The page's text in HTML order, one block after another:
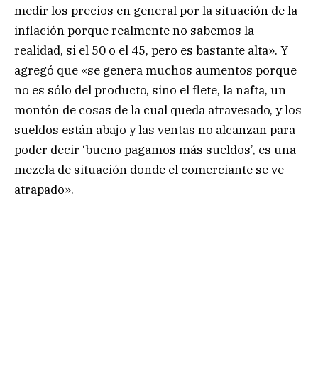
medir los precios en general por la situación de la
inflación porque realmente no sabemos la
realidad, si el 50 o el 45, pero es bastante alta». Y
agregó que «se genera muchos aumentos porque
no es sólo del producto, sino el flete, la nafta, un
montón de cosas de la cual queda atravesado, y los
sueldos están abajo y las ventas no alcanzan para
poder decir ‘bueno pagamos más sueldos’, es una
mezcla de situación donde el comerciante se ve
atrapado».